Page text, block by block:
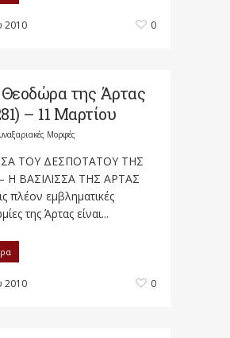
2010 0
της Άρτας
– 11 Μαρτίου
Μορφές
ΤΟΥ ΔΕΣΠΟΤΑΤΟΥ ΤΗΣ
Η ΒΑΣΙΛΙΣΣΑ ΤΗΣ ΑΡΤΑΣ
πλέον εμβληματικές
της Άρτας είναι...
2010 0